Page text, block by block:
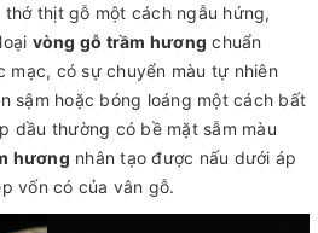
thịt gỗ một cách ngẫu hứng,
vòng gỗ trầm hương chuẩn
mạc, có sự chuyển màu tự nhiên
sậm hoặc bóng loáng một cách bất
dầu thường có bề mặt sẫm màu
hương nhân tạo được nấu dưới áp
vốn có của vân gỗ.